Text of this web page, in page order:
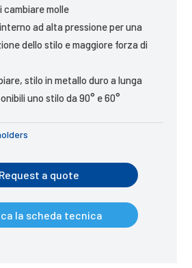
cambiare molle
ad alta pressione per una
dello stilo e maggiore forza di
stilo in metallo duro a lunga
uno stilo da 90° e 60°
Request a quote
la scheda tecnica